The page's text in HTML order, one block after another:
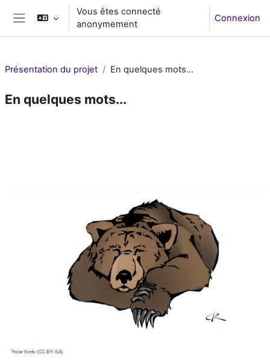
Passer au contenu principal
Panneau latéral
Vous êtes connecté
anonymement
Connexion
Présentation du projet En quelques mots...
En quelques mots...